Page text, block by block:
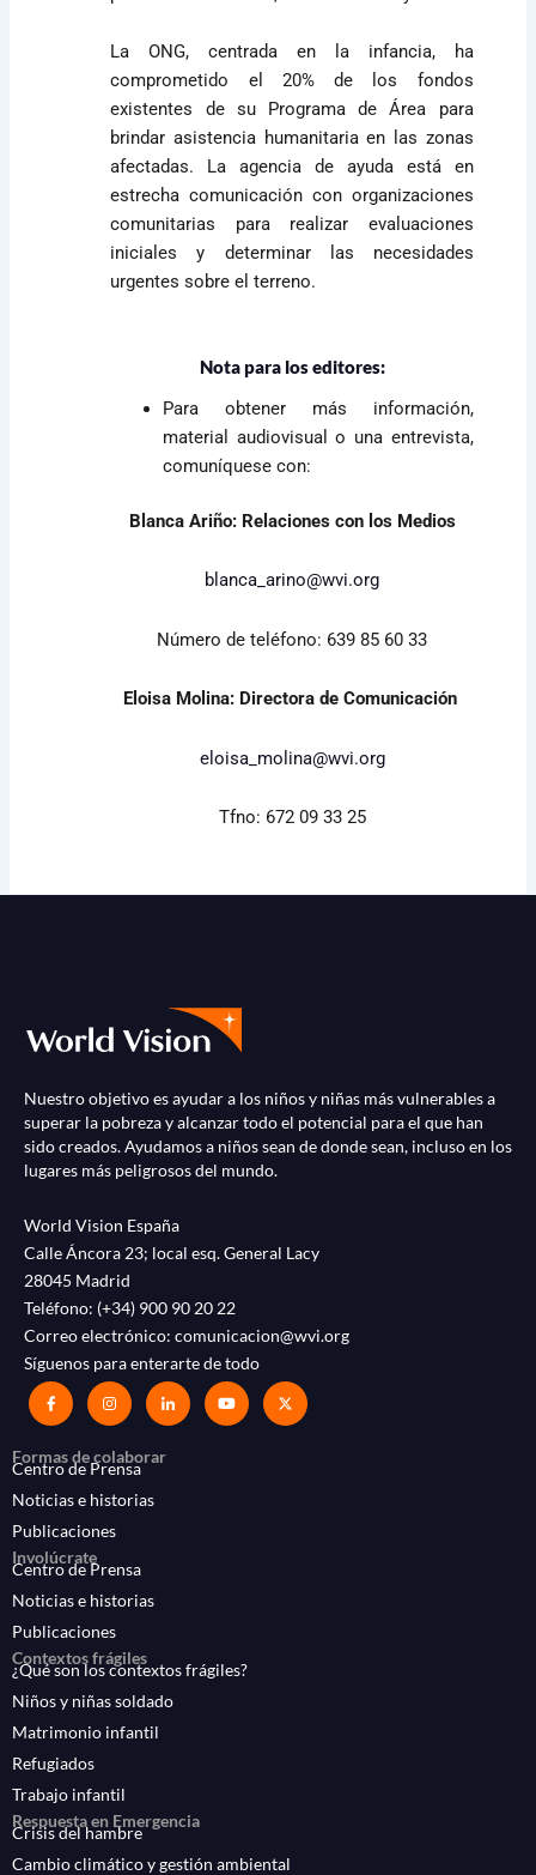
La ONG, centrada en la infancia, ha
comprometido el 20% de los fondos
existentes de su Programa de Área para
brindar asistencia humanitaria en las zonas
afectadas. La agencia de ayuda está en
estrecha comunicación con organizaciones
comunitarias para realizar evaluaciones
iniciales y determinar las necesidades
urgentes sobre el terreno.
Nota para los editores:
Para obtener más información,
material audiovisual o una entrevista,
comuníquese con:
Blanca Ariño: Relaciones con los Medios
blanca_arino@wvi.org
Número de teléfono: 639 85 60 33
Eloisa Molina: Directora de Comunicación
eloisa_molina@wvi.org
Tfno: 672 09 33 25
Nuestro objetivo es ayudar a los niños y niñas más vulnerables a
superar la pobreza y alcanzar todo el potencial para el que han
sido creados. Ayudamos a niños sean de donde sean, incluso en los
lugares más peligrosos del mundo.
World Vision España
Calle Áncora 23; local esq. General Lacy
28045 Madrid
Teléfono: (+34) 900 90 20 22
Correo electrónico: comunicacion@wvi.org
Síguenos para enterarte de todo
Formas de colaborar
Centro de Prensa
Noticias e historias
Publicaciones
Involúcrate
Centro de Prensa
Noticias e historias
Publicaciones
Contextos frágiles
¿Qué son los contextos frágiles?
Niños y niñas soldado
Matrimonio infantil
Refugiados
Trabajo infantil
Respuesta en Emergencia
Crisis del hambre
Cambio climático y gestión ambiental